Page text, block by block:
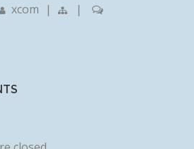
xcom | |